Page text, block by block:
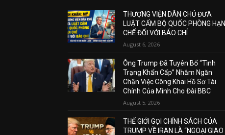
THƯỢNG VIỆN DÂN CHỦ ĐƯA
LUẬT CẤM BỘ QUỐC PHÒNG HẠN
CHẾ ĐỐI VỚI BÁO CHÍ
August 6, 2026
Ông Trump Đã Tuyên Bố “Tình
Trạng Khẩn Cấp” Nhằm Ngăn
Chặn Việc Công Khai Hồ Sơ Tài
Chính Của Mình Cho Đài BBC
August 5, 2026
THẾ GIỚI GỌI CHÍNH SÁCH CỦA
TRUMP VỀ IRAN LÀ “NGOẠI GIAO